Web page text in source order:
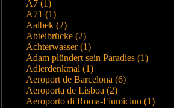
A7 (1)
A71 (1)
Aalbek (2)
Abteibrücke (2)
Achterwasser (1)
Adam plündert sein Paradies (1)
Adlerdenkmal (1)
Aeroport de Barcelona (6)
Aeroporta de Lisboa (2)
Aeroporto di Roma-Fiumicino (1)